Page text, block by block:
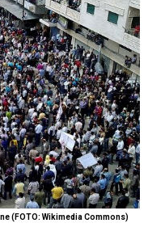
(FOTO: Wikimedia Commons)